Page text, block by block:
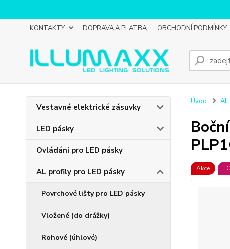
KONTAKTY DOPRAVA A PLATBA OBCHODNÍ PODMÍNKY
Vestavné elektrické zásuvky
LED pásky
Ovládání pro LED pásky
AL profily pro LED pásky
Povrchové lišty pro LED pásky
Vložené (do drážky)
Rohové (úhlové)
Úvod AL
Akce